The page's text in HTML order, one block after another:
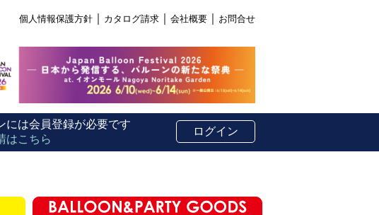
個人情報保護方針 カタログ請求 会社概要 お問合せ
には会員登録が必要です
はこちら
ログイン